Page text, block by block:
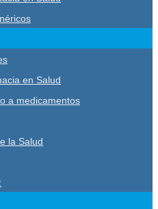
en Salud
a medicamentos
la Salud